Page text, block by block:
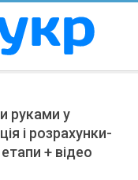
руками у
і розрахунки-
+ відео